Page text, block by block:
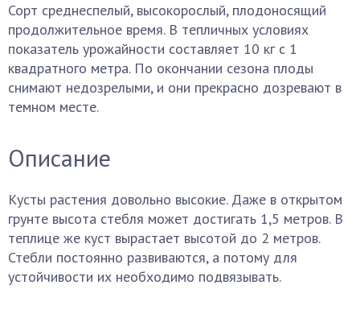
Сорт среднеспелый, высокорослый, плодоносящий
продолжительное время. В тепличных условиях
показатель урожайности составляет 10 кг с 1
квадратного метра. По окончании сезона плоды
снимают недозрелыми, и они прекрасно дозревают в
темном месте.
Описание
Кусты растения довольно высокие. Даже в открытом
грунте высота стебля может достигать 1,5 метров. В
теплице же куст вырастает высотой до 2 метров.
Стебли постоянно развиваются, а потому для
устойчивости их необходимо подвязывать.